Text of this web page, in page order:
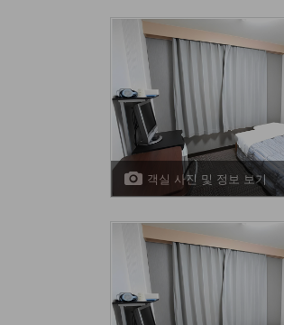
객실 사진 및 정보 보기